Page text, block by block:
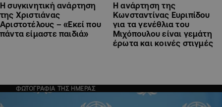
H συγκινητική ανάρτηση
της Χριστιάνας
Αριστοτέλους – «Εκεί που
πάντα είμαστε παιδιά»
Η ανάρτηση της
Kωνσταντίνας Ευριπίδου
για τα γενέθλια του
Μιχόπουλου είναι γεμάτη
έρωτα και κοινές στιγμές
ΦΩΤΟΓΡΑΦΙΑ ΤΗΣ ΗΜΕΡΑΣ